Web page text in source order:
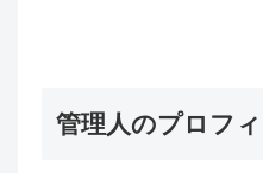
管理人のプロフ